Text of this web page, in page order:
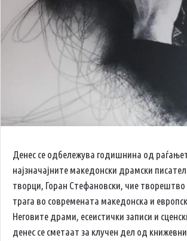
Денес се одбележува годишнина од
најзначајните македонски драмски
творци, Горан Стефановски, чие
трага во современата македонска и
Неговите драми, есеистички записи и
денес се сметаат за клучен дел од